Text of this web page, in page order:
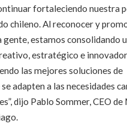
fortaleciendo nuestra
chileno. Al reconocer y
estamos consolidando
estratégico e
las mejores soluciones de
adapten a las necesidades
dijo Pablo Sommer, CEO de